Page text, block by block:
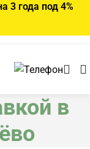
3 года под 4%
в